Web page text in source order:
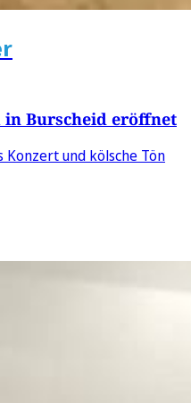
Burscheid eröffnet
Konzert und kölsche Tön